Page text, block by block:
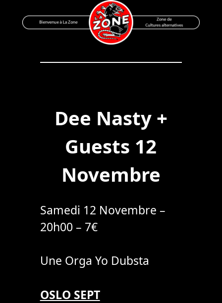
to
Bienvenue à La Zone
Zone de Cultures Alternatives
Dee Nasty +
Guests 12
Novembre
Samedi 12 Novembre –
20h00 – 7€
Une Orga Yo Dubsta
OSLO SEPT